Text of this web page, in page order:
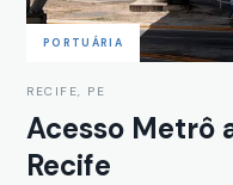
PORTUÁRIA
RECIFE, PE
Acesso Metrô
Recife